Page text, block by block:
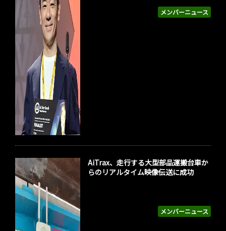
メンバーニュース
メンバーニュース
AiTrax、走行する大型部品運搬台車か
らのリアルタイム映像伝送に成功